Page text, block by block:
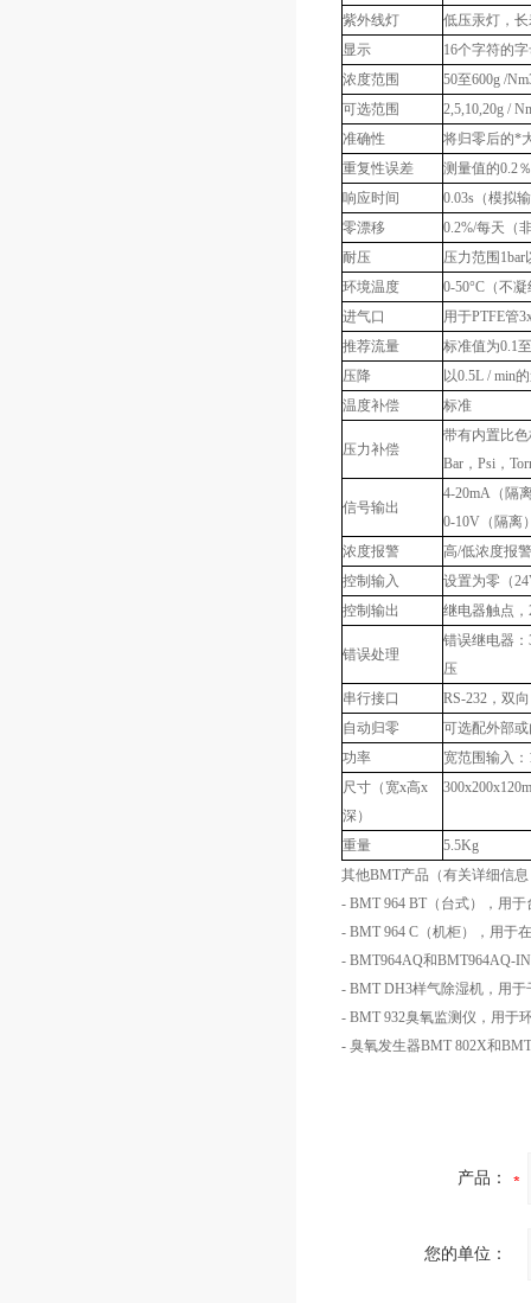
紫外线灯
低压汞灯，
显示
16个字符的
浓度范围
50至600g /
可选范围
2,5,10,20g /
准确性
将归零后的*
重复性误差
测量值的0.2％
响应时间
0.03s（模拟
零漂移
0.2%/每天（
耐压
压力范围1bar
环境温度
0-50°C（不
进气口
用于PTFE管
推荐流量
标准值为0.1
压降
以0.5L / min
温度补偿
标准
压力补偿
带有内置比
Bar，Psi，
信号输出
4-20mA（隔
0-10V（隔离
浓度报警
高/低浓度报警
控制输入
设置为零（
控制输出
继电器触点，
错误处理
错误继电器
压
串行接口
RS-232，双
自动归零
可选配外部
功率
宽范围输入
尺寸（宽x高x
深）
重量
5.5Kg
其他BMT产品（有关详细信
- BMT 964 BT（台式），用
- BMT 964 C（机柜），用于
- BMT964AQ和BMT964AQ-
- BMT DH3样气除湿机，用于
- BMT 932臭氧监测仪，用于
- 臭氧发生器BMT 802X和
产品：
您的单位：